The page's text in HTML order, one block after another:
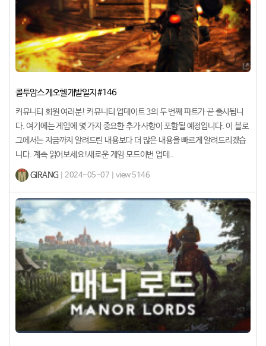
콜투암스 게오헬 개발일지 #146
커뮤니티 회원 여러분! 커뮤니티 업데이트 3의 두 번째 파트가 곧 출시됩니
다. 여기에는 게임에 몇 가지 중요한 추가 사항이 포함될 예정입니다. 이 블로
그에서는 지금까지 알려드린 내용보다 더 많은 내용을 빠르게 알려드리겠습
니다. 계속 읽어보세요!새로운 게임 모드이번 업데..
GIRANG | 2024-05-07 | view 5146